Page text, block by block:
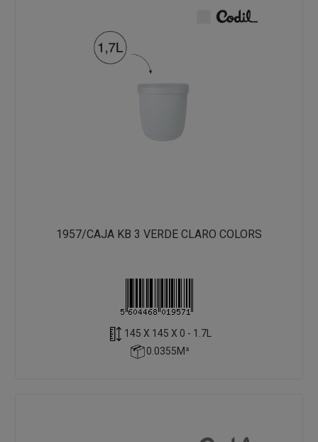
1957/CAJA KB 3 VERDE CLARO COLORS
145 X 145 X 0 - 1.7L
0.0355M³